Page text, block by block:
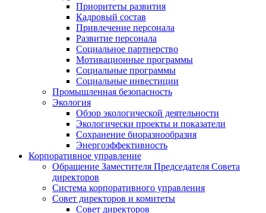
Приоритеты развития
Кадровый состав
Привлечение персонала
Развитие персонала
Социальное партнерство
Мотивационные программы
Социальные программы
Социальные инвестиции
Промышленная безопасность
Экология
Обзор экологической деятельности
Экологически проекты и показатели
Сохранение биоразнообразия
Энергоэффективность
Корпоративное управление
Обращение Заместителя Председателя Совета
директоров
Система корпоративного управления
Совет директоров и комитеты
Совет директоров